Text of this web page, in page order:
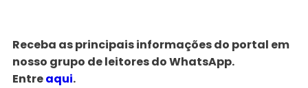
Receba as principais informações do portal em
nosso grupo de leitores do WhatsApp.
Entreaqui.